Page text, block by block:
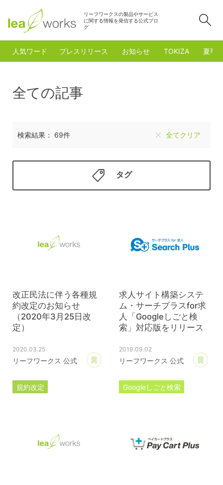
リーフワークスの製品やサービス
に関する情報を発信する公式ブロ
グ
人気ワード プレスリリース お知らせ TOKIZA 夏季
全ての記事
検索結果： 69件 全てクリア
タグ
改正民法に伴う各種規
約改定のお知らせ
（2020年3月25日改
定）
2020.03.25
リーフワークス 公式
あとで読む
規約改定
サーバー利用規約
求人サイト構築システ
ム・サーチプラスfor求
人「Googleしごと検
索」対応版をリリース
2019.09.02
リーフワークス 公式
Googleしごと検索